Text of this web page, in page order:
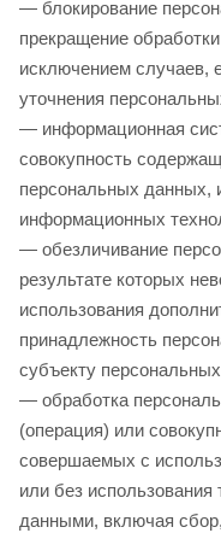
— блокирование
прекращение
исключением случаев,
уточнения
— информационная
совокупность
персональных данных,
информационных
— обезличивание
результате которых
использования
принадлежность
субъекту
— обработка
(операция) или
совершаемых с
или без
данными, включая